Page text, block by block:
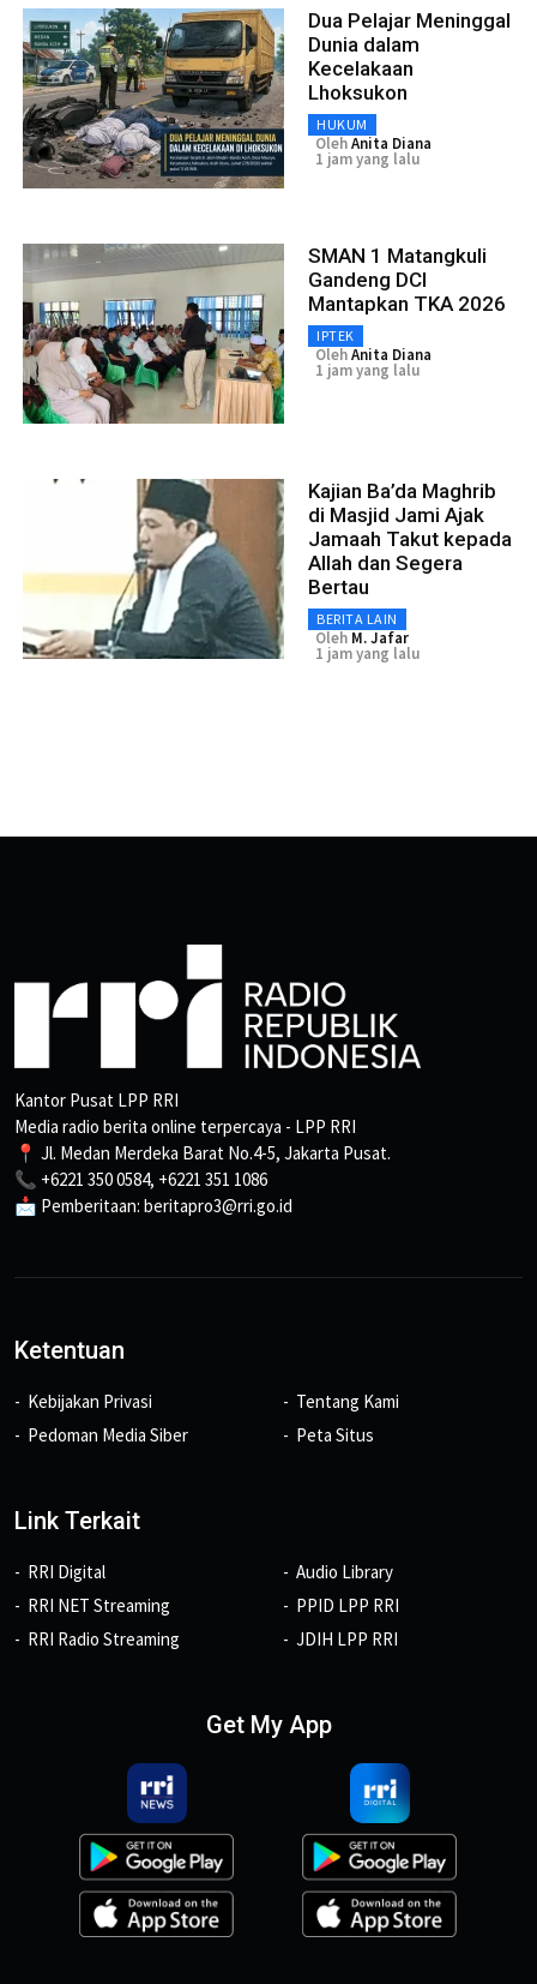
Dua Pelajar Meninggal
Dunia dalam
Kecelakaan
Lhoksukon
HUKUM
OlehAnita Diana
1 jam yang lalu
SMAN 1 Matangkuli
Gandeng DCI
Mantapkan TKA 2026
IPTEK
OlehAnita Diana
1 jam yang lalu
Kajian Ba’da Maghrib
di Masjid Jami Ajak
Jamaah Takut kepada
Allah dan Segera
Bertau
BERITA LAIN
Oleh M. Jafar
1 jam yang lalu
Kantor Pusat LPP RRI
Media radio berita online terpercaya - LPP RRI
📍 Jl. Medan Merdeka Barat No.4-5, Jakarta Pusat.
📞 +6221 350 0584, +6221 351 1086
📩 Pemberitaan: beritapro3@rri.go.id
Ketentuan
Kebijakan Privasi
Pedoman Media Siber
Tentang Kami
Peta Situs
Link Terkait
RRI Digital
RRI NET Streaming
RRI Radio Streaming
Audio Library
PPID LPP RRI
JDIH LPP RRI
Get My App